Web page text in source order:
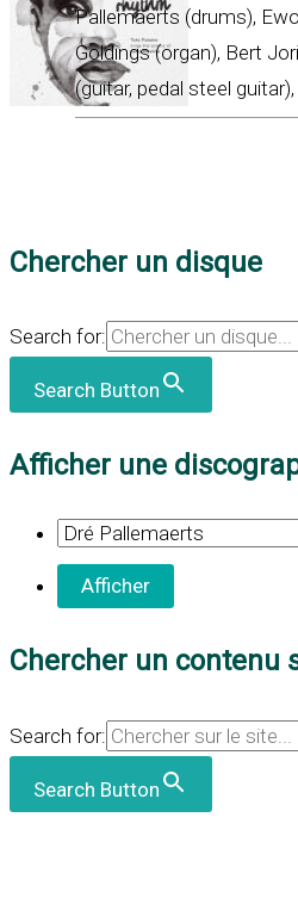
Pallemaerts (drums),
Goldings (organ), Bert
(guitar, pedal steel
Chercher un disque
Search for:
Search Button
Afficher une
Chercher un contenu
Search for:
Search Button